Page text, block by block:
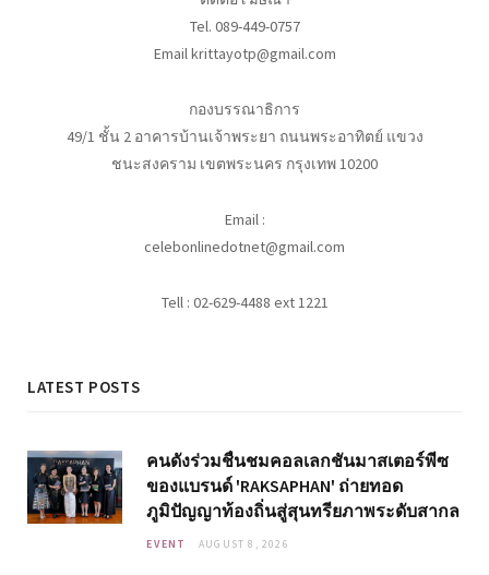
Tel. 089-449-0757
Email krittayotp@gmail.com
กองบรรณาธิการ
49/1 ชั้น 2 อาคารบ้านเจ้าพระยา ถนนพระอาทิตย์ แขวง
ชนะสงคราม เขตพระนคร กรุงเทพ 10200
Email :
celebonlinedotnet@gmail.com
Tell : 02-629-4488 ext 1221
LATEST POSTS
คนดังร่วมชื่นชมคอลเลกชันมาสเตอร์พีซ
ของแบรนด์ 'RAKSAPHAN' ถ่ายทอด
ภูมิปัญญาท้องถิ่นสู่สุนทรียภาพระดับสากล
EVENT AUGUST 8, 2026